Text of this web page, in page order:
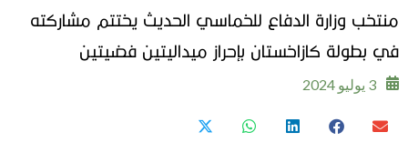
منتخب وزارة الدفاع للخماسي الحديث يختتم مشاركته
في بطولة كازاخستان بإحراز ميداليتين فضيتين
3 يوليو 2024